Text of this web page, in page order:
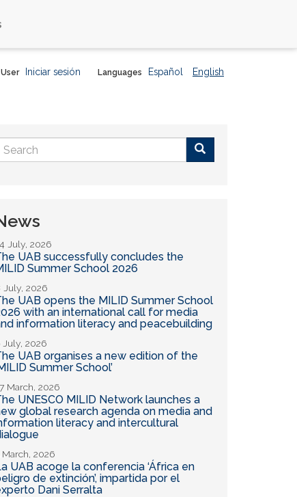
Languages Español English
User Iniciar sesión
Search
July, 2026
UAB successfully concludes the
Summer School 2026
July, 2026
UAB opens the MILID Summer School
with an international call for media
information literacy and peacebuilding
July, 2026
UAB organises a new edition of the
Summer School’
March, 2026
UNESCO MILID Network launches a
global research agenda on media and
literacy and intercultural
March, 2026
UAB acoge la conferencia ‘África en
de extinción’, impartida por el
Dani Serralta